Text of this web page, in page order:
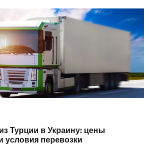
Турции в Украину: цены
условия перевозки